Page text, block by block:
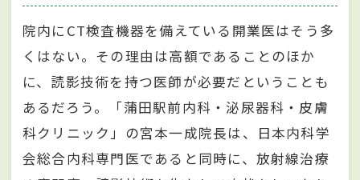
院内にCT検査機器を備えている開業医はそう多
くはない。その理由は高額であることのほか
に、読影技術を持つ医師が必要だということも
あるだろう。「蒲田駅前内科・泌尿器科・皮膚
科クリニック」の宮本一成院長は、日本内科学
会総合内科専門医であると同時に、放射線治療